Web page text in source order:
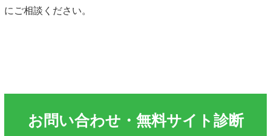
にご相談ください。
お問い合わせ・無料サイト診断